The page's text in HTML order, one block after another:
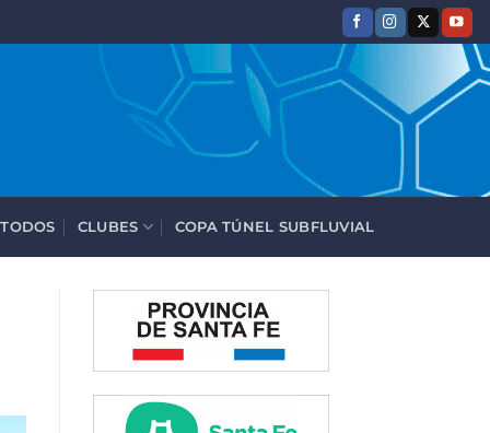
CLUBES COPA TÚNEL SUBFLUVIAL